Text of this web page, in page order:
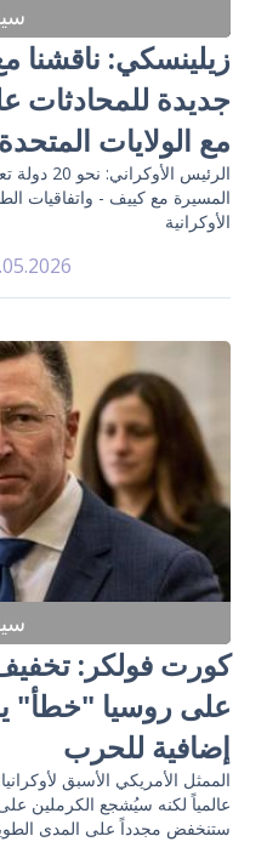
زيلينسكي: ناقشنا
جديدة للمحادثات
مع الولايات المتحدة
الرئيس
المسيرة مع كييف - واتفاقيات
الأوكرانية
- 16:17
كورت فولكر:
على روسيا "خطأ"
إضافية للحرب
الممثل الأمريكي الأسبق
عالمياً لكنه سيُشجع الكرملين
ستنخفض مجدداً على المدى